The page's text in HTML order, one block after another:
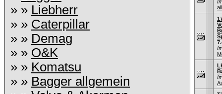
» » Liebherr
» » Caterpillar
» » Demag
» » O&K
» » Komatsu
» » Bagger allgemein